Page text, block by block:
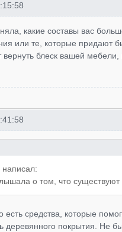
какие составы вас
или те, которые придают
вернуть блеск вашей
написал:
о том, что существуют
есть средства, которые
деревянного покрытия. Не